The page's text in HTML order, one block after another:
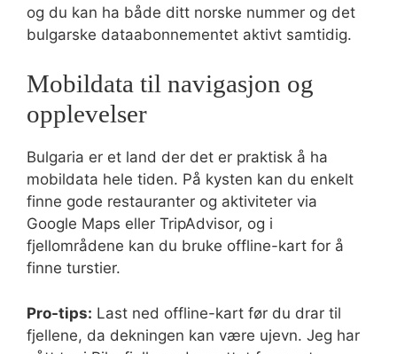
og du kan ha både ditt norske nummer og det
bulgarske dataabonnementet aktivt samtidig.
Mobildata til navigasjon og
opplevelser
Bulgaria er et land der det er praktisk å ha
mobildata hele tiden. På kysten kan du enkelt
finne gode restauranter og aktiviteter via
Google Maps eller TripAdvisor, og i
fjellområdene kan du bruke offline-kart for å
finne turstier.
Pro-tips: Last ned offline-kart før du drar til
fjellene, da dekningen kan være ujevn. Jeg har